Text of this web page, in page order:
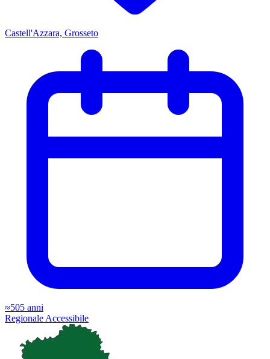
Castell'Azzara, Grosseto
≈505 anni
Regionale Accessibile